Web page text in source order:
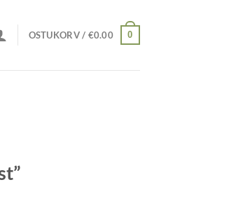
OSTUKORV / €0.00 0